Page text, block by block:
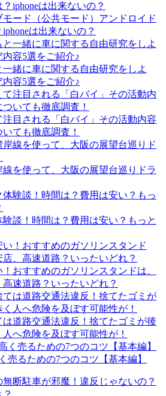
モード（公共モード）アンドロイド
は出来ないの？
緒に車に関する自由研究をしよ
容5選をご紹介♪
目される「白バイ」その活動内容
ても徹底調査！
を使って、大阪の展望台巡りドラ
談！時間は？費用は安い？もっと
おすすめのガソリンスタンドは、
速道路？いったいどれ？
道路交通法違反！捨てたゴミが後
へ危険を及ぼす可能性が！
売るための7つのコツ【基本編】